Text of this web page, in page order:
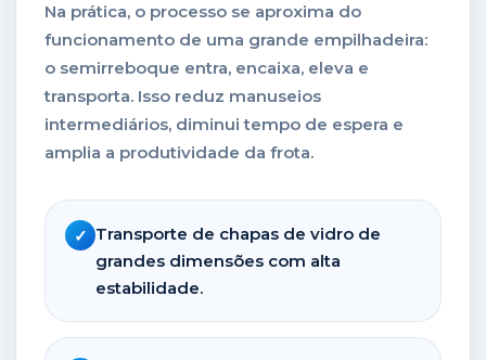
Na prática, o processo se aproxima do
funcionamento de uma grande empilhadeira:
o semirreboque entra, encaixa, eleva e
transporta. Isso reduz manuseios
intermediários, diminui tempo de espera e
amplia a produtividade da frota.
Transporte de chapas de vidro de
grandes dimensões com alta
estabilidade.